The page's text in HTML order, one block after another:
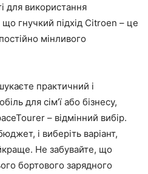
для використання
гнучкий підхід Citroen – це
мінливого
практичний і
для сім’ї або бізнесу,
– відмінний вибір.
і виберіть варіант,
Не забувайте, що
бортового зарядного